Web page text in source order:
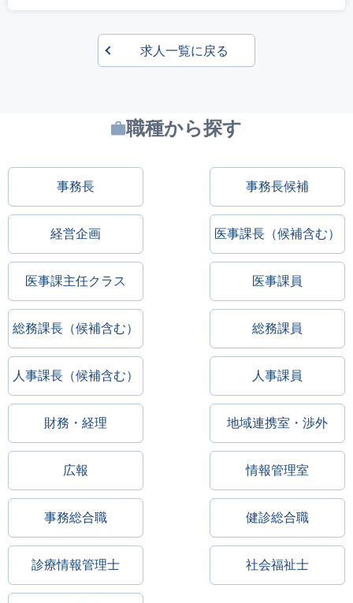
求人一覧に戻る
職種から探す
事務長 事務長候補
経営企画 医事課長（候補含む）
医事課主任クラス 医事課員
総務課長（候補含む） 総務課員
人事課長（候補含む） 人事課員
財務・経理 地域連携室・渉外
広報 情報管理室
事務総合職 健診総合職
診療情報管理士 社会福祉士